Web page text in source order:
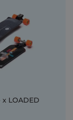
LOADED